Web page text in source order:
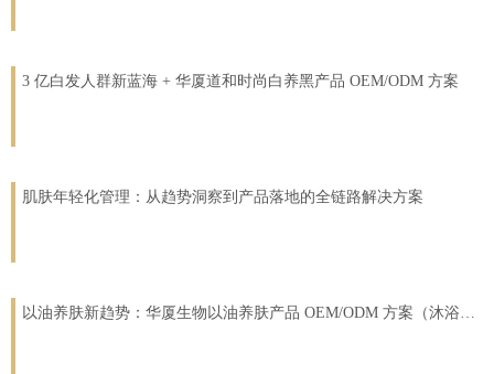
3 亿白发人群新蓝海 + 华厦道和时尚白养黑产品 OEM/ODM 方案
肌肤年轻化管理：从趋势洞察到产品落地的全链路解决方案
以油养肤新趋势：华厦生物以油养肤产品 OEM/ODM 方案（沐浴露 + 脸部精华油）